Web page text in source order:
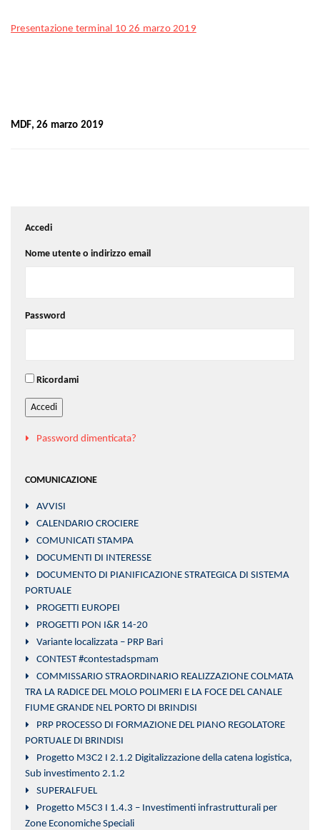
Presentazione terminal 10 26 marzo 2019
MDF, 26 marzo 2019
Accedi
Nome utente o indirizzo email
Password
Ricordami
Accedi
Password dimenticata?
COMUNICAZIONE
AVVISI
CALENDARIO CROCIERE
COMUNICATI STAMPA
DOCUMENTI DI INTERESSE
DOCUMENTO DI PIANIFICAZIONE STRATEGICA DI SISTEMA
PORTUALE
PROGETTI EUROPEI
PROGETTI PON I&R 14-20
Variante localizzata – PRP Bari
CONTEST #contestadspmam
COMMISSARIO STRAORDINARIO REALIZZAZIONE COLMATA
TRA LA RADICE DEL MOLO POLIMERI E LA FOCE DEL CANALE
FIUME GRANDE NEL PORTO DI BRINDISI
PRP PROCESSO DI FORMAZIONE DEL PIANO REGOLATORE
PORTUALE DI BRINDISI
Progetto M3C2 I 2.1.2 Digitalizzazione della catena logistica,
Sub investimento 2.1.2
SUPERALFUEL
Progetto M5C3 I 1.4.3 – Investimenti infrastrutturali per
Zone Economiche Speciali